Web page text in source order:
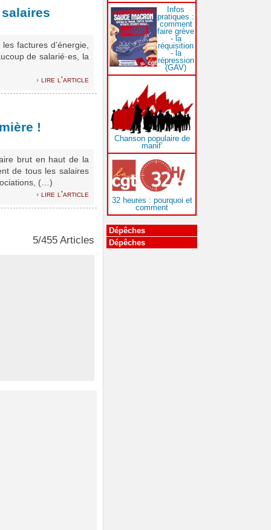
factures d’énergie,
de salarié·es, la
lire l'article
!
brut en haut de la
de tous les salaires
(…)
lire l'article
5/455 Articles
Infos
pratiques :
comment
faire grève
- la
réquisition
- la
répression
(GAV)
Chanson populaire de
manif’
32 heures : pourquoi et
comment
Dépêches
Dépêches